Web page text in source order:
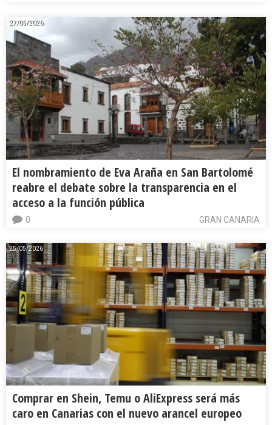
27/05/2026
El nombramiento de Eva Araña en San Bartolomé
reabre el debate sobre la transparencia en el
acceso a la función pública
GRAN CANARIA
0
25/05/2026
Comprar en Shein, Temu o AliExpress será más
caro en Canarias con el nuevo arancel europeo